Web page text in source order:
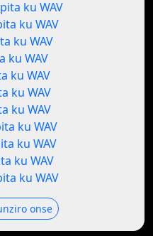
ku WAV
ku WAV
ku WAV
ku WAV
ku WAV
ku WAV
ku WAV
ku WAV
ku WAV
ku WAV
ku WAV
onse